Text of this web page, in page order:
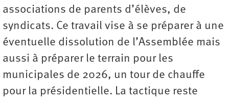
associations de parents d’élèves, de
syndicats. Ce travail vise à se préparer à une
éventuelle dissolution de l’Assemblée mais
aussi à préparer le terrain pour les
municipales de 2026, un tour de chauffe
pour la présidentielle. La tactique reste